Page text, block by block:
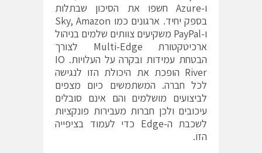
ו-Azure חשפו את הסיכון שבתלות
בספק יחיד. ארגונים כמו Sky, Amazon
ו-PayPal משקיעים צוותים שלמים בניהול
ארכיטקטורת Multi-Edge לצורך
הבטחת עמידות ובקרה על העלויות. IO
River הופכת את היכולת הזו לנגישה
לכל חברה. המשתמשים כיום מצפים
לביצועים מושלמים והם אינם סובלים
עיכובים ולכן חברות מעבירות פונקציות
לשכבת ה-Edge כדי לעמוד בציפייה
הזו.